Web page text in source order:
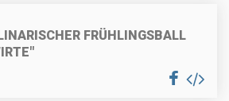
FRÜHLINGSBALL